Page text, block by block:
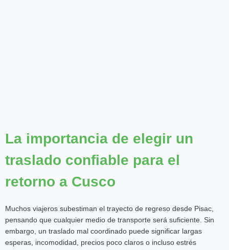
La importancia de elegir un
traslado confiable para el
retorno a Cusco
Muchos viajeros subestiman el trayecto de regreso desde Pisac,
pensando que cualquier medio de transporte será suficiente. Sin
embargo, un traslado mal coordinado puede significar largas
esperas, incomodidad, precios poco claros o incluso estrés